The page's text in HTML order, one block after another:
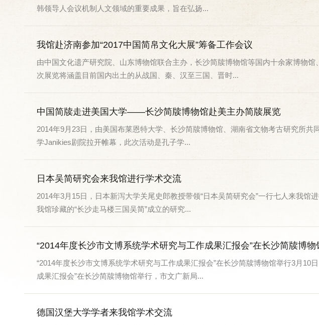
韩领导人会议机制人文领域的重要成果，旨在弘扬...
我馆赴济南参加“2017中国简帛文化大展”筹备工作会议
由中国文化遗产研究院、山东博物馆联合主办，长沙简牍博物馆等国内十余家博物
次展览将涵盖目前国内出土的从战国、秦、汉至三国、晋时...
中国简牍走进美国大学——长沙简牍博物馆赴美主办简牍展览
2014年9月23日，由美国布莱恩特大学、长沙简牍博物馆、湖南省文物考古研究所共
学Janikies剧院拉开帷幕，此次活动是孔子学...
日本吴简研究会来我馆进行学术交流
2014年3月15日，日本新泻大学关尾史郎教授带领“日本吴简研究会”一行七人来我馆
我馆珍藏的“长沙走马楼三国吴简”成立的研究...
“2014年度长沙市文博系统学术研究与工作成果汇报会”在长沙简牍博物
“2014年度长沙市文博系统学术研究与工作成果汇报会”在长沙简牍博物馆举行3月10
成果汇报会”在长沙简牍博物馆举行，市文广新局...
德国汉堡大学学者来我馆学术交流